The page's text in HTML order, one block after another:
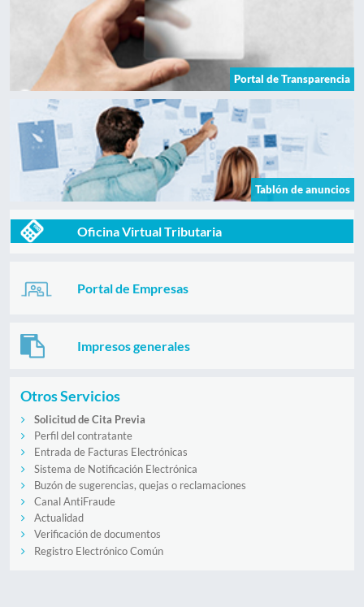
Portal de Transparencia
Tablón de anuncios
Oficina Virtual Tributaria
Portal de Empresas
Impresos generales
Otros Servicios
Solicitud de Cita Previa
Perfil del contratante
Entrada de Facturas Electrónicas
Sistema de Notificación Electrónica
Buzón de sugerencias, quejas o reclamaciones
Canal AntiFraude
Actualidad
Verificación de documentos
Registro Electrónico Común